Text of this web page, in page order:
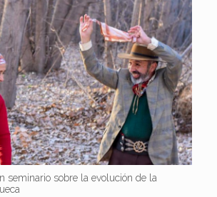
seminario sobre la evolución de la